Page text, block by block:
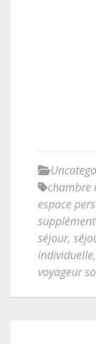
chambre
espace
séjour,
individuelle,
voyageur